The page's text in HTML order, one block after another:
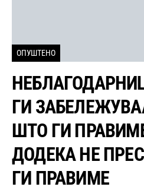
ОПУШТЕНО
ГИ
ШТО ГИ
ДОДЕКА НЕ
ГИ ПРАВИМЕ